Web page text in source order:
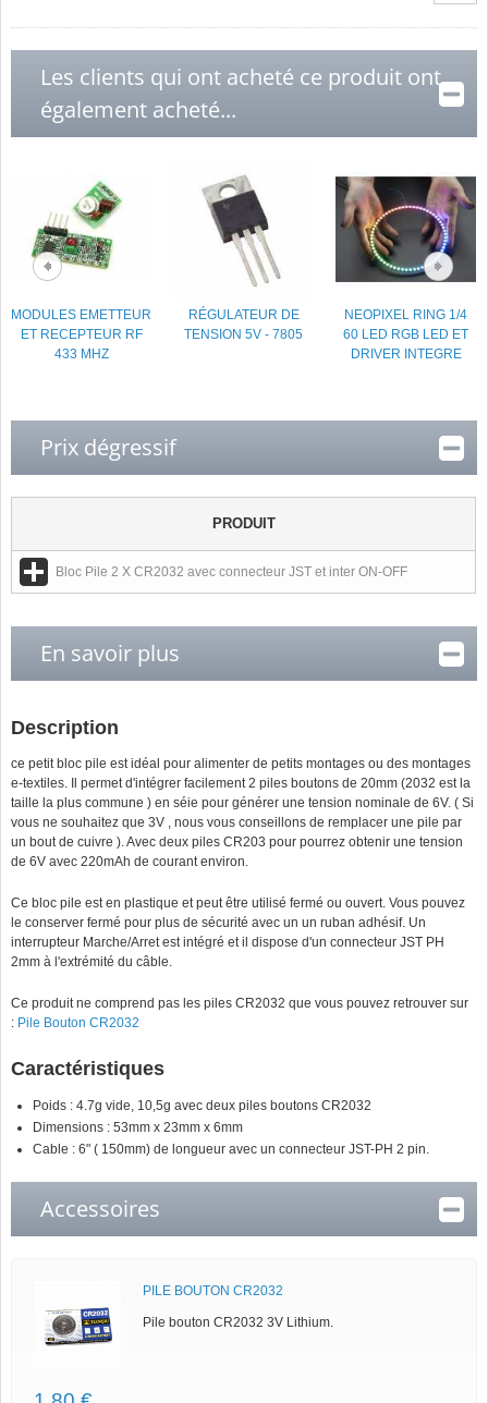
Les clients qui ont acheté ce produit ont
également acheté...
MODULES EMETTEUR
ET RECEPTEUR RF
433 MHZ
RÉGULATEUR DE
TENSION 5V - 7805
NEOPIXEL RING 1/4
60 LED RGB LED ET
DRIVER INTEGRE
Prix dégressif
PRODUIT
Bloc Pile 2 X CR2032 avec connecteur JST et inter ON-OFF
En savoir plus
Description
ce petit bloc pile est idéal pour alimenter de petits montages ou des montages
e-textiles. Il permet d'intégrer facilement 2 piles boutons de 20mm (2032 est la
taille la plus commune ) en séie pour générer une tension nominale de 6V. ( Si
vous ne souhaitez que 3V , nous vous conseillons de remplacer une pile par
un bout de cuivre ). Avec deux piles CR203 pour pourrez obtenir une tension
de 6V avec 220mAh de courant environ.
Ce bloc pile est en plastique et peut être utilisé fermé ou ouvert. Vous pouvez
le conserver fermé pour plus de sécurité avec un un ruban adhésif. Un
interrupteur Marche/Arret est intégré et il dispose d'un connecteur JST PH
2mm à l'extrémité du câble.
Ce produit ne comprend pas les piles CR2032 que vous pouvez retrouver sur
: Pile Bouton CR2032
Caractéristiques
Poids : 4.7g vide, 10,5g avec deux piles boutons CR2032
Dimensions : 53mm x 23mm x 6mm
Cable : 6" ( 150mm) de longueur avec un connecteur JST-PH 2 pin.
Accessoires
PILE BOUTON CR2032
Pile bouton CR2032 3V Lithium.